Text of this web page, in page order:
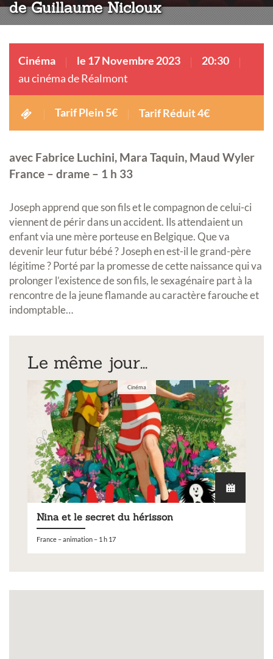
de Guillaume Nicloux
Cinéma le 17 Novembre 2023
20:30
au cinéma de Réalmont
Tarif Plein 5€ Tarif Réduit 4€
avec Fabrice Luchini, Mara Taquin, Maud Wyler
France – drame – 1 h 33
Joseph apprend que son fils et le compagnon de celui-ci
viennent de périr dans un accident. Ils attendaient un
enfant via une mère porteuse en Belgique. Que va
devenir leur futur bébé ? Joseph en est-il le grand-père
légitime ? Porté par la promesse de cette naissance qui va
prolonger l’existence de son fils, le sexagénaire part à la
rencontre de la jeune flamande au caractère farouche et
indomptable…
Le même jour...
Cinéma
Nina et le secret du hérisson
France – animation – 1 h 17